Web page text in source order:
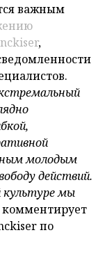
важным
,
молодым
действий.
культуре мы
комментирует
по